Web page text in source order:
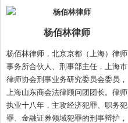
杨佰林律师
杨佰林律师，北京京都（上海）律师
事务所合伙人、刑事部主任，上海市
律师协会刑事业务研究委员会委员，
上海山东商会法律顾问团团长。律师
执业十八年，主攻经济犯罪、职务犯
罪、金融证券领域犯罪的刑事辩护，